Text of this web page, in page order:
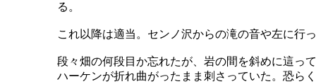
る。
これ以降は適当。センノ沢からの滝の音や左に行
段々畑の何段目か忘れたが、岩の間を斜めに這っ
ハーケンが折れ曲がったまま刺さっていた。恐ら